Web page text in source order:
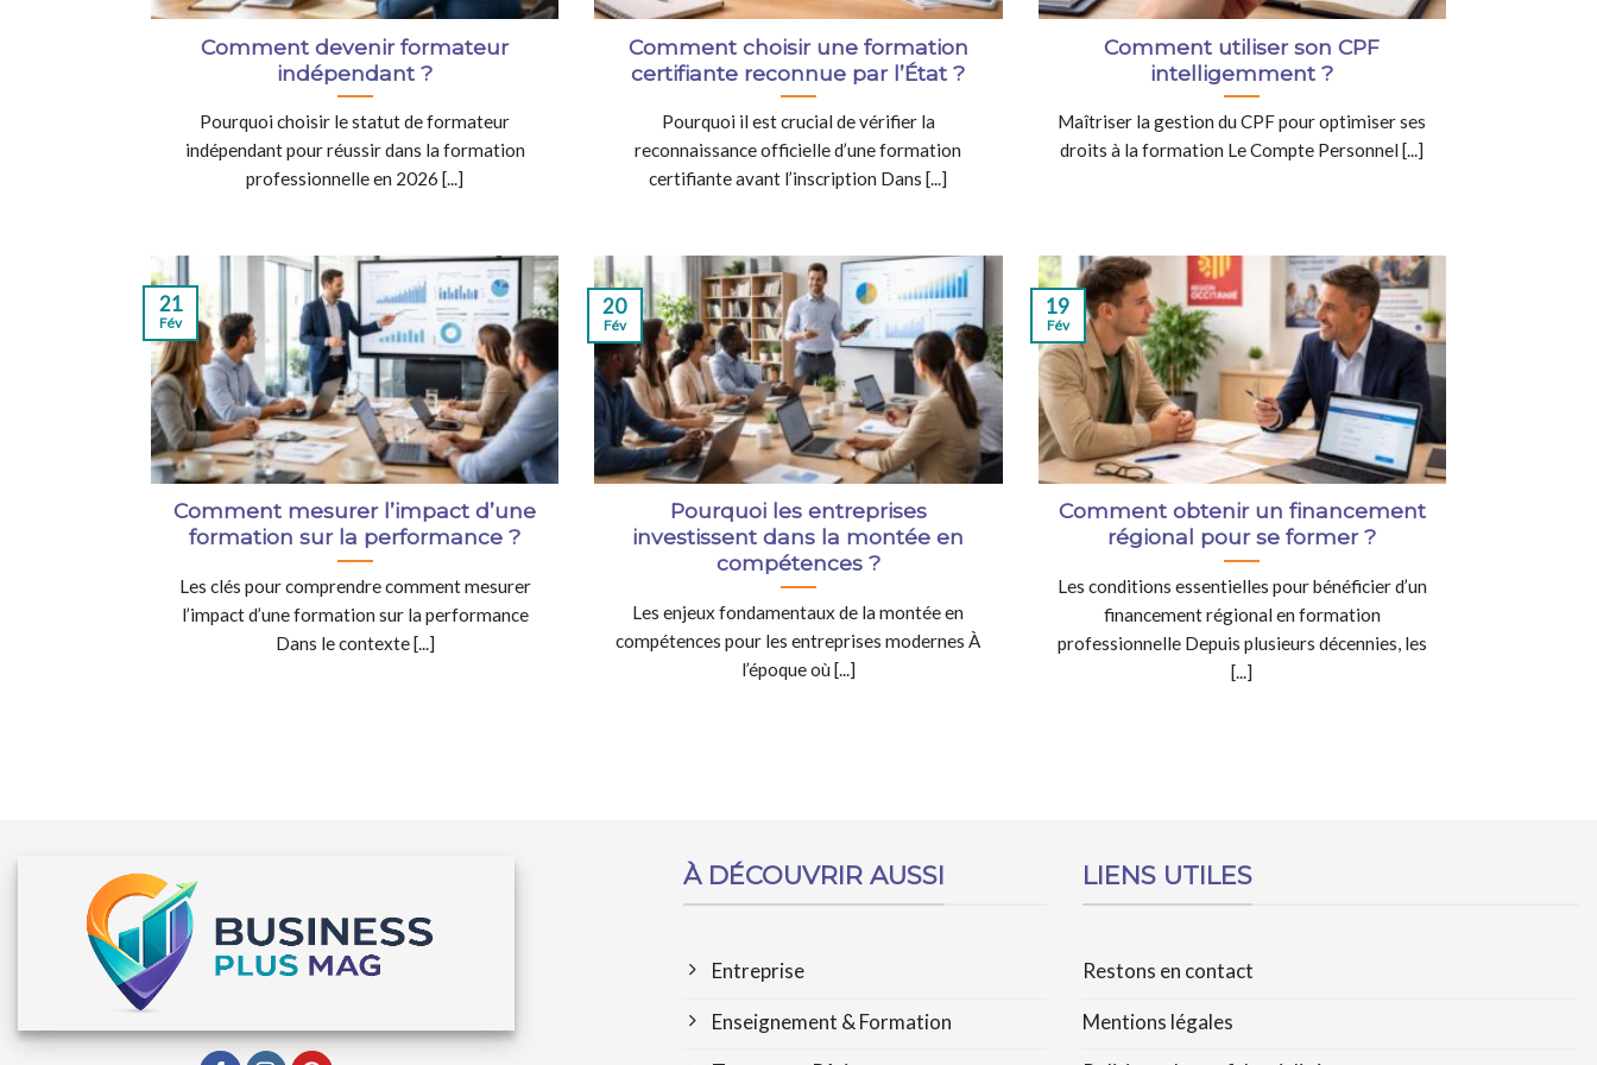
Comment devenir formateur
indépendant ?
Pourquoi choisir le statut de formateur
indépendant pour réussir dans la formation
professionnelle en 2026 [...]
Comment choisir une formation
certifiante reconnue par l’État ?
Pourquoi il est crucial de vérifier la
reconnaissance officielle d’une formation
certifiante avant l’inscription Dans [...]
Comment utiliser son CPF
intelligemment ?
Maîtriser la gestion du CPF pour optimiser ses
droits à la formation Le Compte Personnel [...]
Comment mesurer l’impact d’une
formation sur la performance ?
Les clés pour comprendre comment mesurer
l’impact d’une formation sur la performance
Dans le contexte [...]
21
Fév
Pourquoi les entreprises
investissent dans la montée en
compétences ?
Les enjeux fondamentaux de la montée en
compétences pour les entreprises modernes À
l’époque où [...]
20
Fév
Comment obtenir un financement
régional pour se former ?
Les conditions essentielles pour bénéficier d’un
financement régional en formation
professionnelle Depuis plusieurs décennies, les
[...]
19
Fév
À DÉCOUVRIR AUSSI
Entreprise
Enseignement & Formation
LIENS UTILES
Restons en contact
Mentions légales